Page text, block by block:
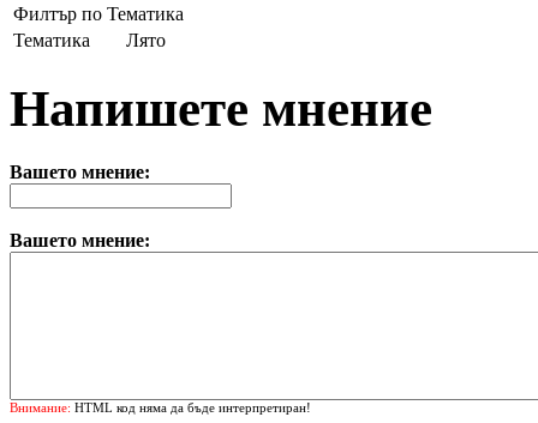
Филтър по Тематика
Тематика
Лято
Напишете мнение
Вашето мнение:
Вашето мнение:
Внимание: HTML код няма да бъде интерпретиран!